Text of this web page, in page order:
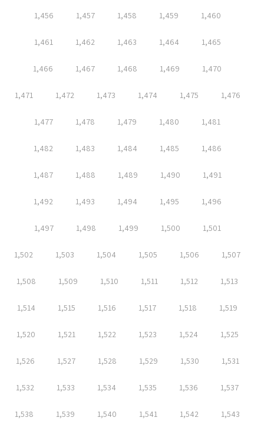
1,456 1,457 1,458 1,459 1,460
1,461 1,462 1,463 1,464 1,465
1,466 1,467 1,468 1,469 1,470
1,471 1,472 1,473 1,474 1,475 1,476
1,477 1,478 1,479 1,480 1,481
1,482 1,483 1,484 1,485 1,486
1,487 1,488 1,489 1,490 1,491
1,492 1,493 1,494 1,495 1,496
1,497 1,498 1,499 1,500 1,501
1,502 1,503 1,504 1,505 1,506 1,507
1,508 1,509 1,510 1,511 1,512 1,513
1,514 1,515 1,516 1,517 1,518 1,519
1,520 1,521 1,522 1,523 1,524 1,525
1,526 1,527 1,528 1,529 1,530 1,531
1,532 1,533 1,534 1,535 1,536 1,537
1,538 1,539 1,540 1,541 1,542 1,543